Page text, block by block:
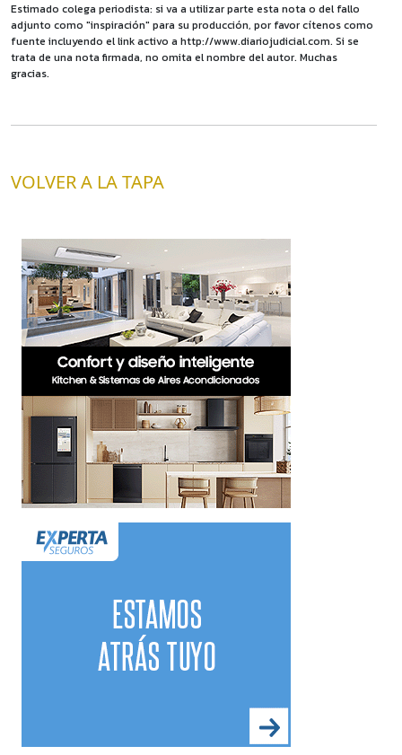
Estimado colega periodista: si va a utilizar parte esta nota o del fallo
adjunto como "inspiración" para su producción, por favor cítenos como
fuente incluyendo el link activo a http://www.diariojudicial.com. Si se
trata de una nota firmada, no omita el nombre del autor. Muchas
gracias.
VOLVER A LA TAPA